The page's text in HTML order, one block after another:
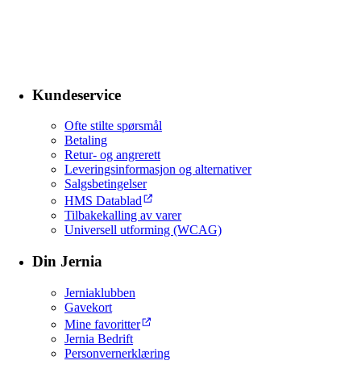
Kundeservice
Ofte stilte spørsmål
Betaling
Retur- og angrerett
Leveringsinformasjon og alternativer
Salgsbetingelser
HMS Datablad
Tilbakekalling av varer
Universell utforming (WCAG)
Din Jernia
Jerniaklubben
Gavekort
Mine favoritter
Jernia Bedrift
Personvernerklæring